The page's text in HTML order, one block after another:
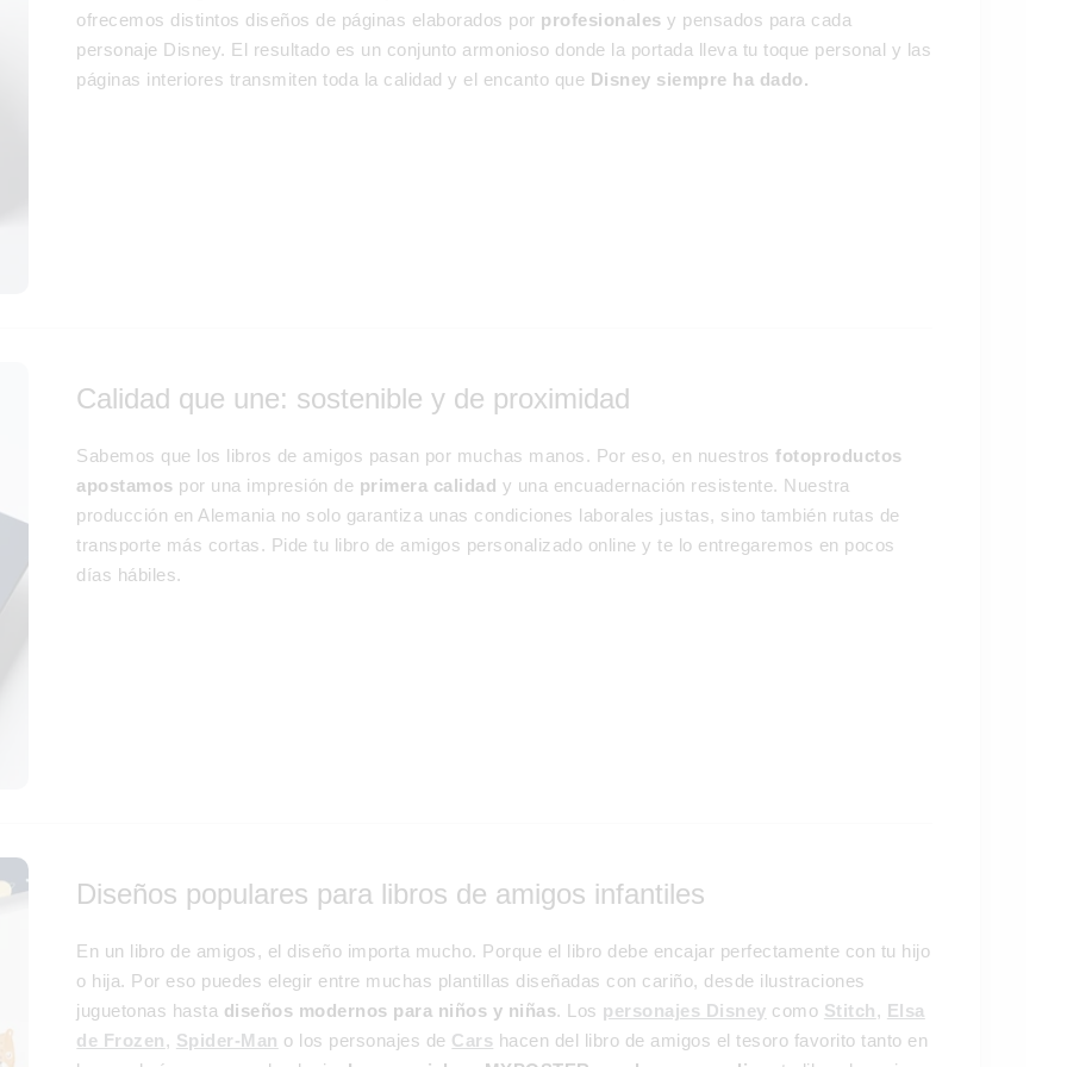
ofrecemos distintos diseños de páginas elaborados por profesionales y pensados para cada
personaje Disney. El resultado es un conjunto armonioso donde la portada lleva tu toque personal y las
páginas interiores transmiten toda la calidad y el encanto que Disney siempre ha dado.
Calidad que une: sostenible y de proximidad
Sabemos que los libros de amigos pasan por muchas manos. Por eso, en nuestrosfotoproductos
apostamos por una impresión de primera calidad y una encuadernación resistente. Nuestra
producción en Alemania no solo garantiza unas condiciones laborales justas, sino también rutas de
transporte más cortas. Pide tu libro de amigos personalizado online y te lo entregaremos en pocos
días hábiles.
Diseños populares para libros de amigos infantiles
En un libro de amigos, el diseño importa mucho. Porque el libro debe encajar perfectamente con tu hijo
o hija. Por eso puedes elegir entre muchas plantillas diseñadas con cariño, desde ilustraciones
juguetonas hasta diseños modernos para niños y niñas. Los personajes Disney como Stitch, Elsa
de Frozen, Spider-Man o los personajes de Cars hacen del libro de amigos el tesoro favorito tanto en